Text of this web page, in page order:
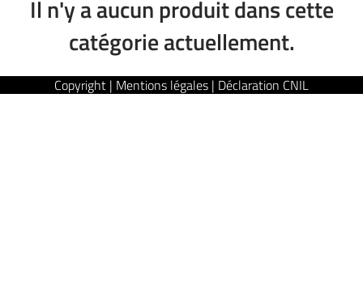
Il n'y a aucun produit dans cette
catégorie actuellement.
Copyright | Mentions légales | Déclaration CNIL